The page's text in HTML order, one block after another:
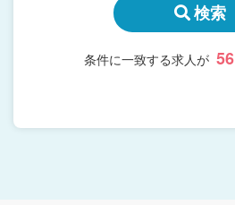
検索
条件に一致する求人が 56